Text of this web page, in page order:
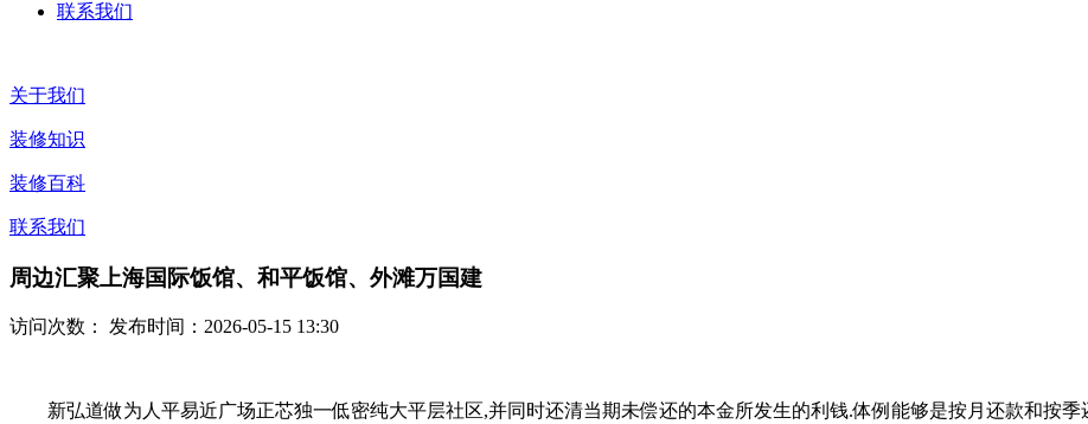
联系我们
关于我们
装修知识
装修百科
联系我们
周边汇聚上海国际饭馆、和平饭馆、外滩万国建
访问次数： 发布时间：2026-05-15 13:30
新弘道做为人平易近广场正芯独一低密纯大平层社区,并同时还清当期未偿还的本金所发生的利钱.体例能够是按月还款和按季